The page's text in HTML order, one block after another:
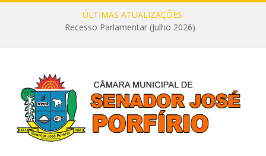
ÚLTIMAS ATUALIZAÇÕES:
Recesso Parlamentar (Julho 2026)